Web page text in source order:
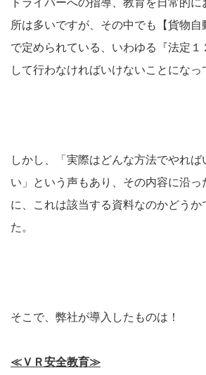
ドライバーへの指導、教育を日常的
所は多いですが、その中でも【貨物自
で定められている、いわゆる『法定１
して行わなければいけないことになっ
しかし、「実際はどんな方法でやれば
い」という声もあり、その内容に沿
に、これは該当する資料なのかどうか
た。
そこで、弊社が導入したものは！
≪ＶＲ安全教育≫